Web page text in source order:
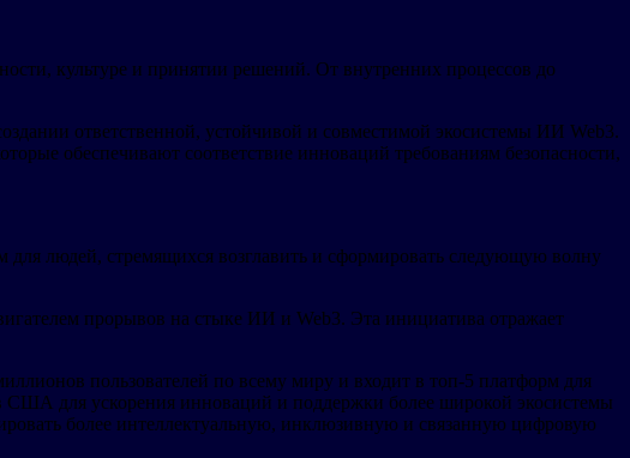
культуре и принятии решений. От внутренних процессов до
ответственной, устойчивой и совместимой экосистемы ИИ Web3.
обеспечивают соответствие инноваций требованиям безопасности,
для людей, стремящихся возглавить и сформировать следующую волну
прорывов на стыке ИИ и Web3. Эта инициатива отражает
пользователей по всему миру и входит в топ-5 платформ для
для ускорения инноваций и поддержки более широкой экосистемы
более интеллектуальную, инклюзивную и связанную цифровую